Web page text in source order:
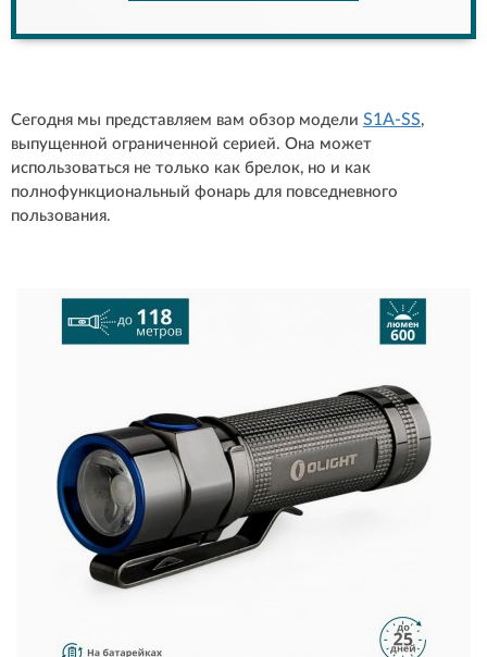
Сегодня мы представляем вам обзор модели S1A-SS,
выпущенной ограниченной серией. Она может
использоваться не только как брелок, но и как
полнофункциональный фонарь для повседневного
пользования.